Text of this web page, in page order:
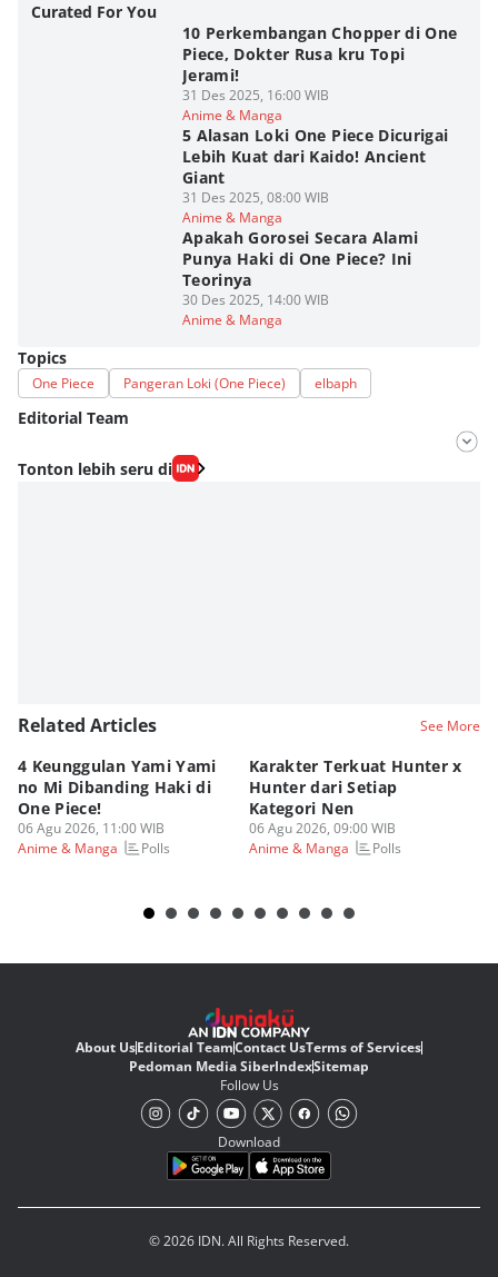
Curated For You
10 Perkembangan Chopper di One
Piece, Dokter Rusa kru Topi
Jerami!
31 Des 2025, 16:00 WIB
Anime & Manga
5 Alasan Loki One Piece Dicurigai
Lebih Kuat dari Kaido! Ancient
Giant
31 Des 2025, 08:00 WIB
Anime & Manga
Apakah Gorosei Secara Alami
Punya Haki di One Piece? Ini
Teorinya
30 Des 2025, 14:00 WIB
Anime & Manga
Topics
One Piece Pangeran Loki (One Piece) elbaph
Editorial Team
Editor
Fahrul Razi Uni Nurullah
Tonton lebih seru di
Related Articles See More
4 Keunggulan Yami Yami
no Mi Dibanding Haki di
One Piece!
06 Agu 2026, 11:00 WIB
Anime & Manga
Polls
Karakter Terkuat Hunter x
Hunter dari Setiap
Kategori Nen
06 Agu 2026, 09:00 WIB
Anime & Manga
Polls
About UsEditorial TeamContact UsTerms of Services
Pedoman Media SiberIndexSitemap
Follow Us
Download
© 2026 IDN. All Rights Reserved.